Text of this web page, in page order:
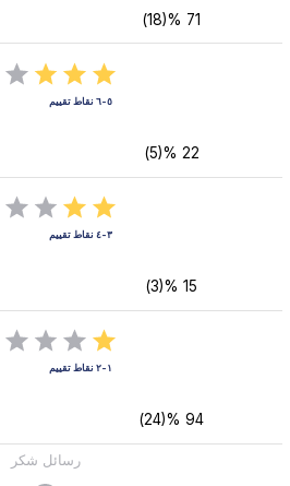
71 %(18)
22 %(5)
15 %(3)
94 %(24)
رسائل شكر